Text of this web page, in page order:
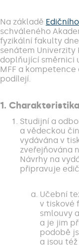
Na základě
schváleného
fyzikální fakulty
senátem Univerzity
doplňující směrnici
MFF a
podílejí.
1.
Studijní a
a vědeckou
vydávána v
zveřejňována
Návrhy na
připravuje
Učební
v tiskové
smlouvy
a je jim
podobě
a jsou